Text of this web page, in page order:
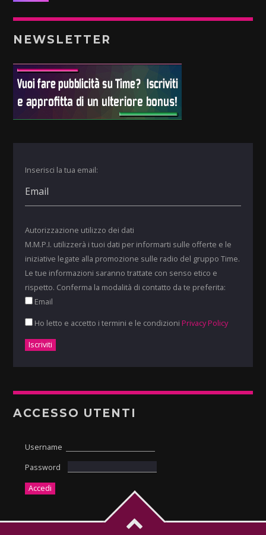
NEWSLETTER
Inserisci la tua email:
Autorizzazione utilizzo dei dati
M.M.P.I. utilizzerà i tuoi dati per informarti sulle offerte e le
iniziative legate alla promozione sulle radio del gruppo Time.
Le tue informazioni saranno trattate con senso etico e
rispetto. Conferma la modalità di contatto da te preferita:
Email
Ho letto e accetto i termini e le condizioni Privacy Policy
ACCESSO UTENTI
Username
Password